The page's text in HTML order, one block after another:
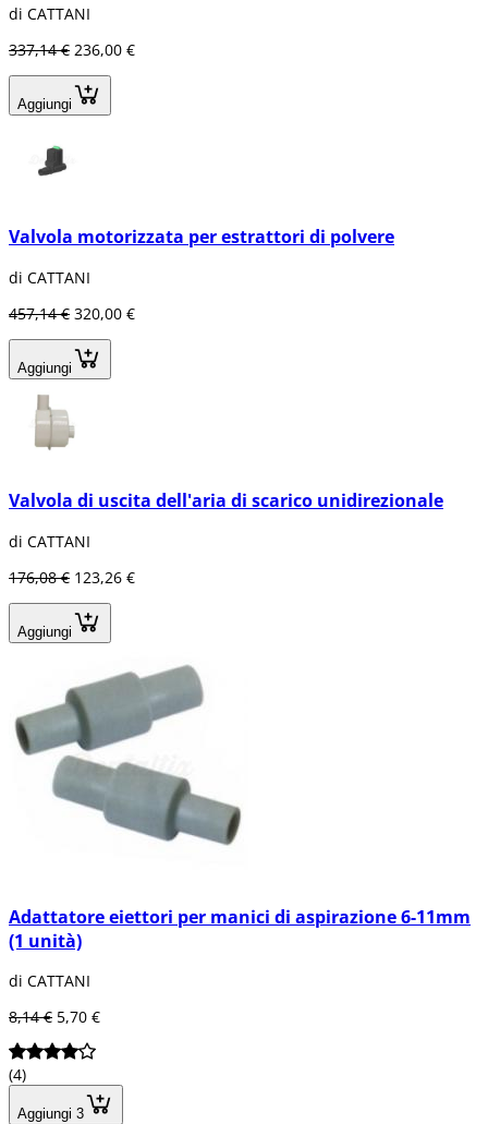
di CATTANI
337,14 € 236,00 €
Aggiungi
Valvola motorizzata per estrattori di polvere
di CATTANI
457,14 € 320,00 €
Aggiungi
Valvola di uscita dell'aria di scarico unidirezionale
di CATTANI
176,08 € 123,26 €
Aggiungi
Adattatore eiettori per manici di aspirazione 6-11mm
(1 unità)
di CATTANI
8,14 € 5,70 €
(4)
Aggiungi 3